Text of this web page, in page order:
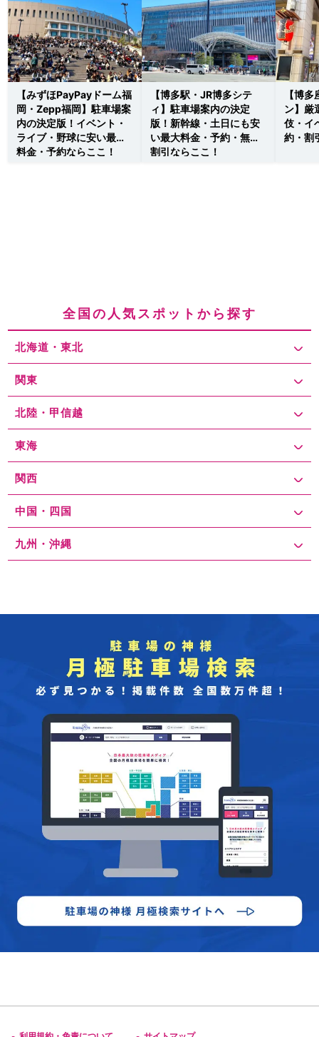
【みずほPayPayドーム福
岡・Zepp福岡】駐車場案
内の決定版！イベント・
ライブ・野球に安い最大
料金・予約ならここ！
【博多駅・JR博多シテ
ィ】駐車場案内の決定
版！新幹線・土日にも安
い最大料金・予約・無料
割引ならここ！
【博
ン】厳
伎・イ
約・割
全国の人気スポットから探す
北海道・東北
関東
北陸・甲信越
東海
関西
中国・四国
九州・沖縄